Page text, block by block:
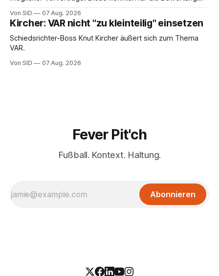
Von SID 07 Aug. 2026
Kircher: VAR nicht "zu kleinteilig" einsetzen
Schiedsrichter-Boss Knut Kircher äußert sich zum Thema
VAR.
Von SID 07 Aug. 2026
Fever Pit'ch
Fußball. Kontext. Haltung.
Abonnieren